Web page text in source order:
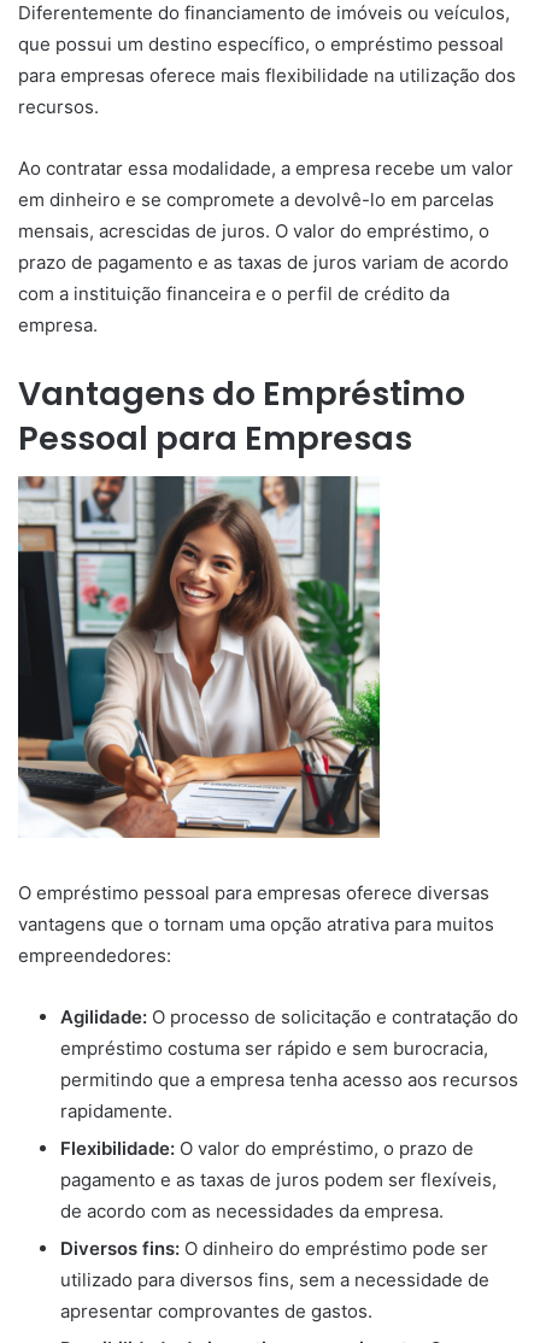
Diferentemente do financiamento de imóveis ou veículos,
que possui um destino específico, o empréstimo pessoal
para empresas oferece mais flexibilidade na utilização dos
recursos.
Ao contratar essa modalidade, a empresa recebe um valor
em dinheiro e se compromete a devolvê-lo em parcelas
mensais, acrescidas de juros. O valor do empréstimo, o
prazo de pagamento e as taxas de juros variam de acordo
com a instituição financeira e o perfil de crédito da
empresa.
Vantagens do Empréstimo
Pessoal para Empresas
O empréstimo pessoal para empresas oferece diversas
vantagens que o tornam uma opção atrativa para muitos
empreendedores:
Agilidade: O processo de solicitação e contratação do
empréstimo costuma ser rápido e sem burocracia,
permitindo que a empresa tenha acesso aos recursos
rapidamente.
Flexibilidade: O valor do empréstimo, o prazo de
pagamento e as taxas de juros podem ser flexíveis,
de acordo com as necessidades da empresa.
Diversos fins: O dinheiro do empréstimo pode ser
utilizado para diversos fins, sem a necessidade de
apresentar comprovantes de gastos.